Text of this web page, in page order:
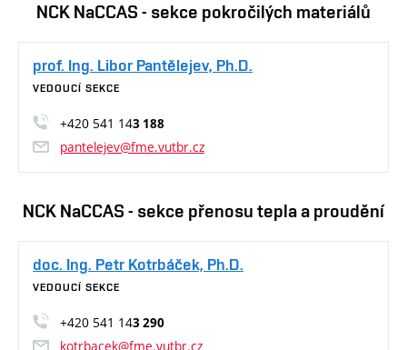
NCK NaCCAS - sekce pokročilých materiálů
prof. Ing. Libor Pantělejev, Ph.D.
VEDOUCÍ SEKCE
+420 541 143 188
pantelejev@fme.vutbr.cz
NCK NaCCAS - sekce přenosu tepla a proudění
doc. Ing. Petr Kotrbáček, Ph.D.
VEDOUCÍ SEKCE
+420 541 143 290
kotrbacek@fme.vutbr.cz